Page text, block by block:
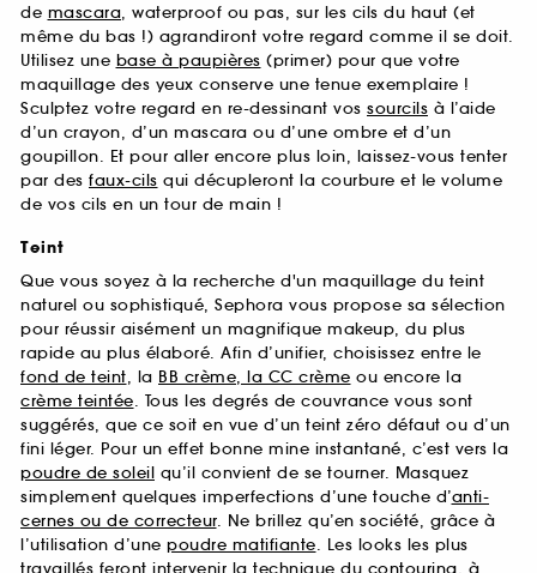
de mascara, waterproof ou pas, sur les cils du haut (et
même du bas !) agrandiront votre regard comme il se doit.
Utilisez une base à paupières (primer) pour que votre
maquillage des yeux conserve une tenue exemplaire !
Sculptez votre regard en re-dessinant vos sourcils à l’aide
d’un crayon, d’un mascara ou d’une ombre et d’un
goupillon. Et pour aller encore plus loin, laissez-vous tenter
par des faux-cils qui décupleront la courbure et le volume
de vos cils en un tour de main !
Teint
Que vous soyez à la recherche d'un maquillage du teint
naturel ou sophistiqué, Sephora vous propose sa sélection
pour réussir aisément un magnifique makeup, du plus
rapide au plus élaboré. Afin d’unifier, choisissez entre le
fond de teint, la BB crème, la CC crème ou encore la
crème teintée. Tous les degrés de couvrance vous sont
suggérés, que ce soit en vue d’un teint zéro défaut ou d’un
fini léger. Pour un effet bonne mine instantané, c’est vers la
poudre de soleil qu’il convient de se tourner. Masquez
simplement quelques imperfections d’une touche d’anti-
cernes ou de correcteur. Ne brillez qu’en société, grâce à
l’utilisation d’une poudre matifiante. Les looks les plus